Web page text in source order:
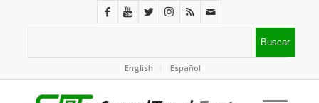
English Español